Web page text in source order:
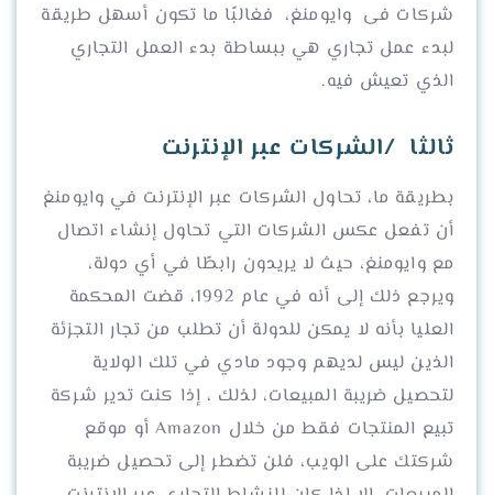
شركات فى وايومنغ، فغالبًا ما تكون أسهل طريقة
لبدء عمل تجاري هي ببساطة بدء العمل التجاري
الذي تعيش فيه.
ثالثا /الشركات عبر الإنترنت
بطريقة ما، تحاول الشركات عبر الإنترنت في وايومنغ
أن تفعل عكس الشركات التي تحاول إنشاء اتصال
مع وايومنغ، حيث لا يريدون رابطًا في أي دولة،
ويرجع ذلك إلى أنه في عام 1992، قضت المحكمة
العليا بأنه لا يمكن للدولة أن تطلب من تجار التجزئة
الذين ليس لديهم وجود مادي في تلك الولاية
لتحصيل ضريبة المبيعات، لذلك ، إذا كنت تدير شركة
تبيع المنتجات فقط من خلال Amazon أو موقع
شركتك على الويب، فلن تضطر إلى تحصيل ضريبة